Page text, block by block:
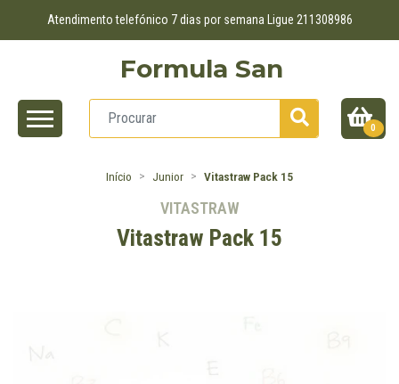
Atendimento telefónico 7 dias por semana Ligue 211308986
Formula San
0
Início Junior Vitastraw Pack 15
VITASTRAW
Vitastraw Pack 15